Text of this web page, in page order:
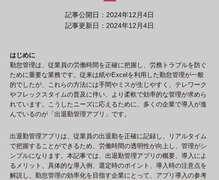
記事公開日：2024年12月4日
記事更新日：2024年12月4日
はじめに
勤怠管理は、従業員の労働時間を正確に把握し、労務トラブルを防ぐ
ために重要な業務です。従来は紙やExcelを利用した勤怠管理が一般
的でしたが、これらの方法には手間やミスが生じやすく、テレワーク
やフレックスタイムの普及に伴い、より柔軟で効率的な管理が求めら
れています。こうしたニーズに応えるために、多くの企業で導入が進
んでいるのが「出退勤管理アプリ」です。
出退勤管理アプリは、従業員の出退勤を正確に記録し、リアルタイム
で把握することができるため、労働時間の透明性が向上し、管理がシ
ンプルになります。本記事では、出退勤管理アプリの概要、導入によ
るメリット、具体的な導入例、選定時のポイント、導入時の注意点を
解説し、勤怠管理の効率化を目指す企業にとって、アプリ導入の参考